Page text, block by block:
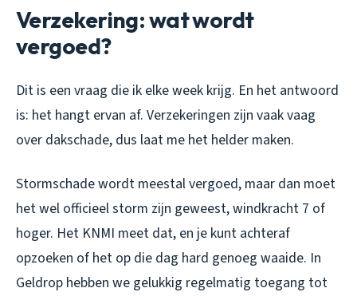
Verzekering: wat wordt
vergoed?
Dit is een vraag die ik elke week krijg. En het antwoord
is: het hangt ervan af. Verzekeringen zijn vaak vaag
over dakschade, dus laat me het helder maken.
Stormschade wordt meestal vergoed, maar dan moet
het wel officieel storm zijn geweest, windkracht 7 of
hoger. Het KNMI meet dat, en je kunt achteraf
opzoeken of het op die dag hard genoeg waaide. In
Geldrop hebben we gelukkig regelmatig toegang tot